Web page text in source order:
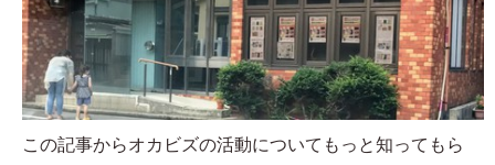
この記事からオカビズの活動についてもっと知ってもら